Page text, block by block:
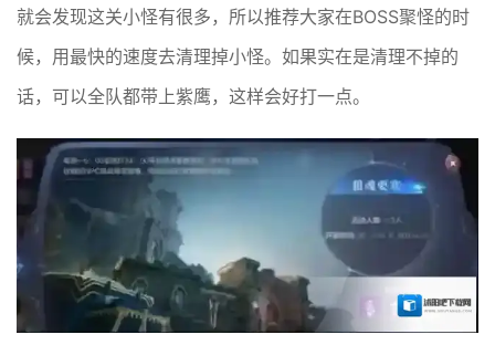
就会发现这关小怪有很多，所以推荐大家在BOSS聚怪的时
候，用最快的速度去清理掉小怪。如果实在是清理不掉的
话，可以全队都带上紫鹰，这样会好打一点。